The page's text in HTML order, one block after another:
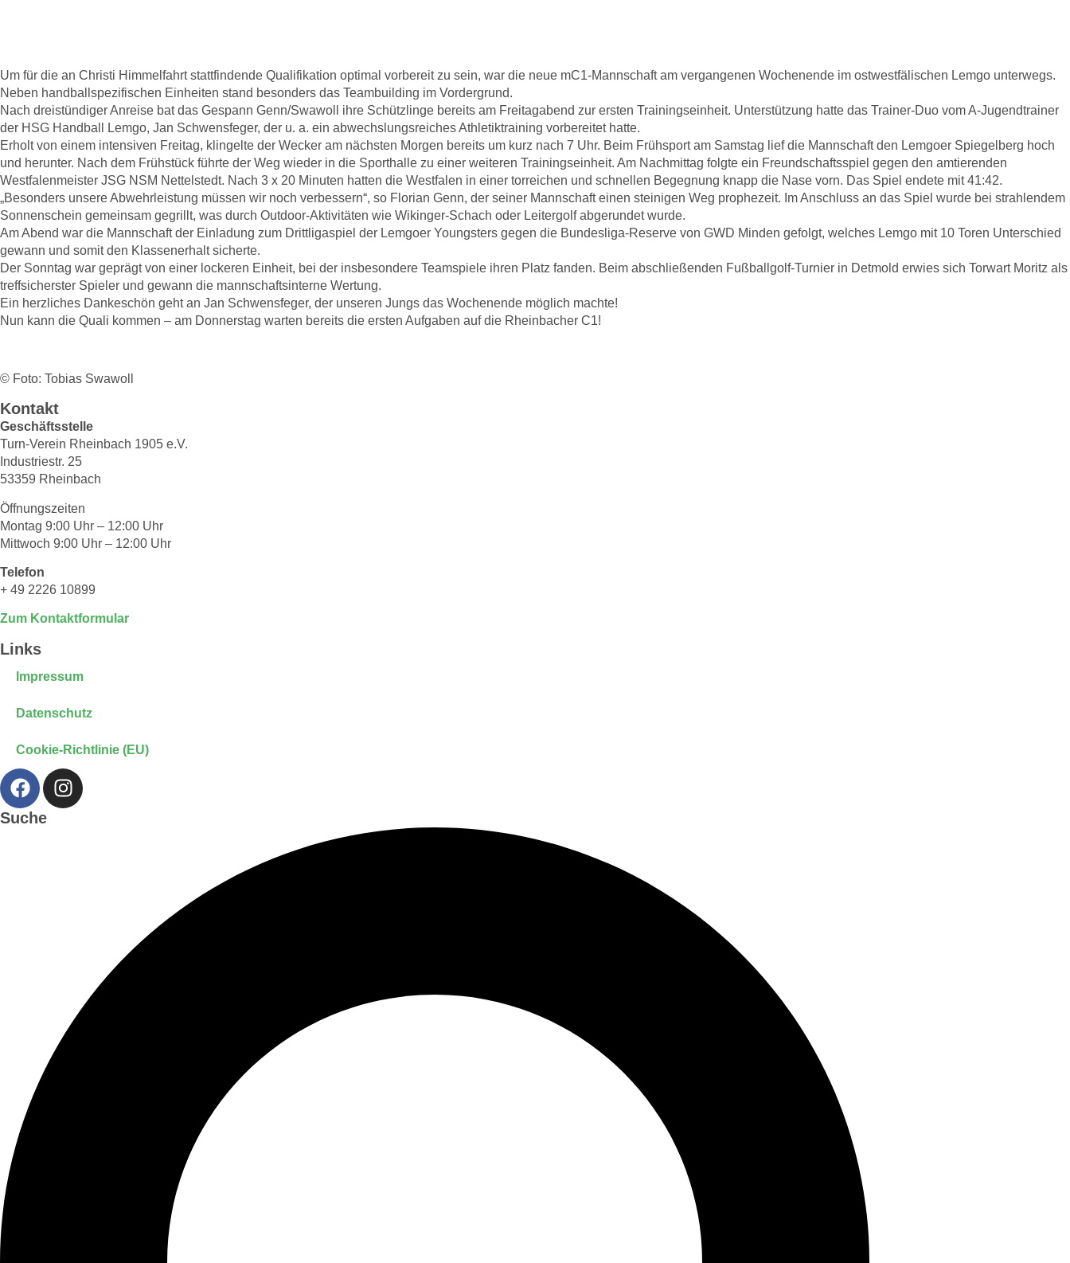
Um für die an Christi Himmelfahrt stattfindende Qualifikation optimal vorbereit zu sein, war die neue mC1-Mannschaft am vergangenen Wochenende im ostwestfälischen Lemgo unterwegs.
Neben handballspezifischen Einheiten stand besonders das Teambuilding im Vordergrund.
Nach dreistündiger Anreise bat das Gespann Genn/Swawoll ihre Schützlinge bereits am Freitagabend zur ersten Trainingseinheit. Unterstützung hatte das Trainer-Duo vom A-Jugendtrainer
der HSG Handball Lemgo, Jan Schwensfeger, der u. a. ein abwechslungsreiches Athletiktraining vorbereitet hatte.
Erholt von einem intensiven Freitag, klingelte der Wecker am nächsten Morgen bereits um kurz nach 7 Uhr. Beim Frühsport am Samstag lief die Mannschaft den Lemgoer Spiegelberg hoch
und herunter. Nach dem Frühstück führte der Weg wieder in die Sporthalle zu einer weiteren Trainingseinheit. Am Nachmittag folgte ein Freundschaftsspiel gegen den amtierenden
Westfalenmeister JSG NSM Nettelstedt. Nach 3 x 20 Minuten hatten die Westfalen in einer torreichen und schnellen Begegnung knapp die Nase vorn. Das Spiel endete mit 41:42.
„Besonders unsere Abwehrleistung müssen wir noch verbessern“, so Florian Genn, der seiner Mannschaft einen steinigen Weg prophezeit. Im Anschluss an das Spiel wurde bei strahlendem
Sonnenschein gemeinsam gegrillt, was durch Outdoor-Aktivitäten wie Wikinger-Schach oder Leitergolf abgerundet wurde.
Am Abend war die Mannschaft der Einladung zum Drittligaspiel der Lemgoer Youngsters gegen die Bundesliga-Reserve von GWD Minden gefolgt, welches Lemgo mit 10 Toren Unterschied
gewann und somit den Klassenerhalt sicherte.
Der Sonntag war geprägt von einer lockeren Einheit, bei der insbesondere Teamspiele ihren Platz fanden. Beim abschließenden Fußballgolf-Turnier in Detmold erwies sich Torwart Moritz als
treffsicherster Spieler und gewann die mannschaftsinterne Wertung.
Ein herzliches Dankeschön geht an Jan Schwensfeger, der unseren Jungs das Wochenende möglich machte!
Nun kann die Quali kommen – am Donnerstag warten bereits die ersten Aufgaben auf die Rheinbacher C1!
© Foto: Tobias Swawoll
Kontakt
Geschäftsstelle
Turn-Verein Rheinbach 1905 e.V.
Industriestr. 25
53359 Rheinbach
Öffnungszeiten
Montag 9:00 Uhr – 12:00 Uhr
Mittwoch 9:00 Uhr – 12:00 Uhr
Telefon
+ 49 2226 10899
Zum Kontaktformular
Links
Impressum
Datenschutz
Cookie-Richtlinie (EU)
Suche